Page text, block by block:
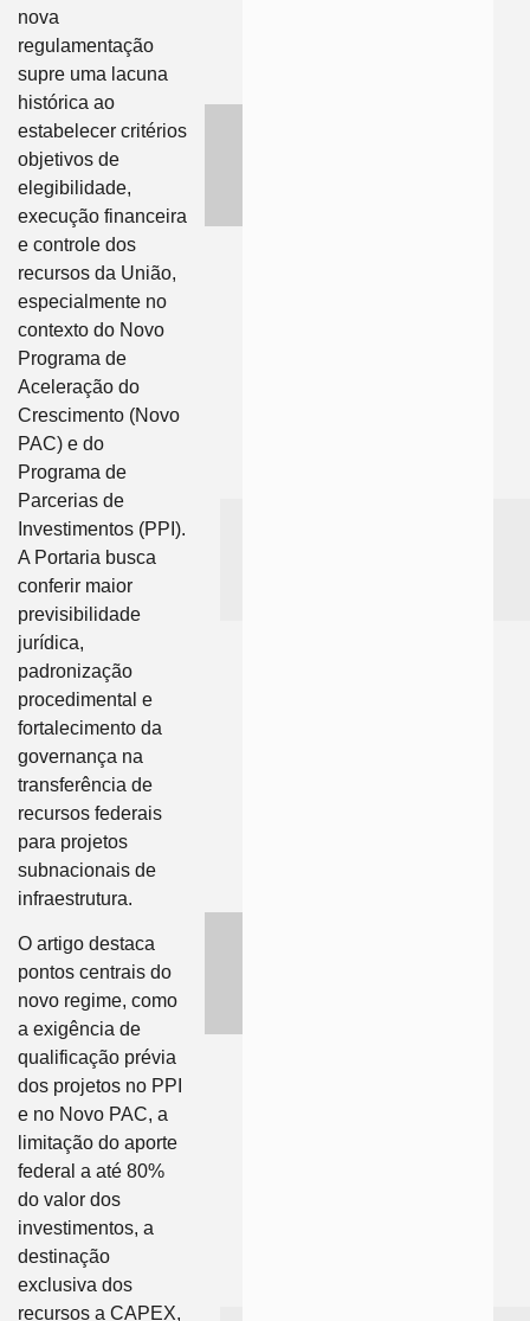
nova
regulamentação
supre uma lacuna
histórica ao
estabelecer critérios
objetivos de
elegibilidade,
execução financeira
e controle dos
recursos da União,
especialmente no
contexto do Novo
Programa de
Aceleração do
Crescimento (Novo
PAC) e do
Programa de
Parcerias de
Investimentos (PPI).
A Portaria busca
conferir maior
previsibilidade
jurídica,
padronização
procedimental e
fortalecimento da
governança na
transferência de
recursos federais
para projetos
subnacionais de
infraestrutura.
O artigo destaca
pontos centrais do
novo regime, como
a exigência de
qualificação prévia
dos projetos no PPI
e no Novo PAC, a
limitação do aporte
federal a até 80%
do valor dos
investimentos, a
destinação
exclusiva dos
recursos a CAPEX,